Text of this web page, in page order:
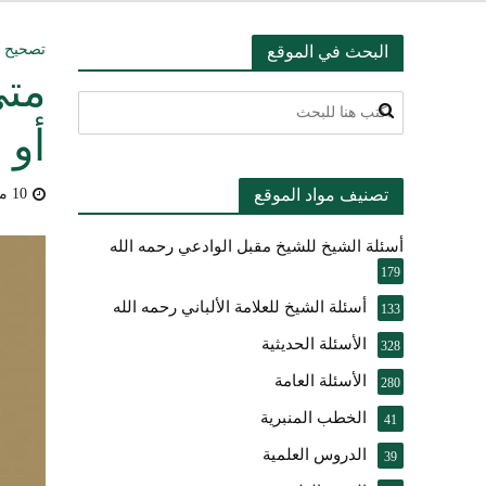
التعليق على
أسئلة عبدالله
بيان بشأن حادث
حقيقة موقف
تصحيح
10 مايو، 2018
البحث في الموقع
تصنيف مواد الموقع
أسئلة الشيخ للشيخ مقبل الوادعي رحمه الله
179
أسئلة الشيخ للعلامة الألباني رحمه الله 133
الأسئلة الحديثية 328
الأسئلة العامة 280
الخطب المنبرية 41
الدروس العلمية 39